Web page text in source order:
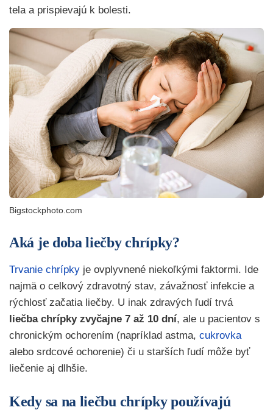
tela a prispievajú k bolesti.
Bigstockphoto.com
Aká je doba liečby chrípky?
Trvanie chrípky je ovplyvnené niekoľkými faktormi. Ide
najmä o celkový zdravotný stav, závažnosť infekcie a
rýchlosť začatia liečby. U inak zdravých ľudí trvá
liečba chrípky zvyčajne 7 až 10 dní, ale u pacientov s
chronickým ochorením (napríklad astma, cukrovka
alebo srdcové ochorenie) či u starších ľudí môže byť
liečenie aj dlhšie.
Kedy sa na liečbu chrípky používajú